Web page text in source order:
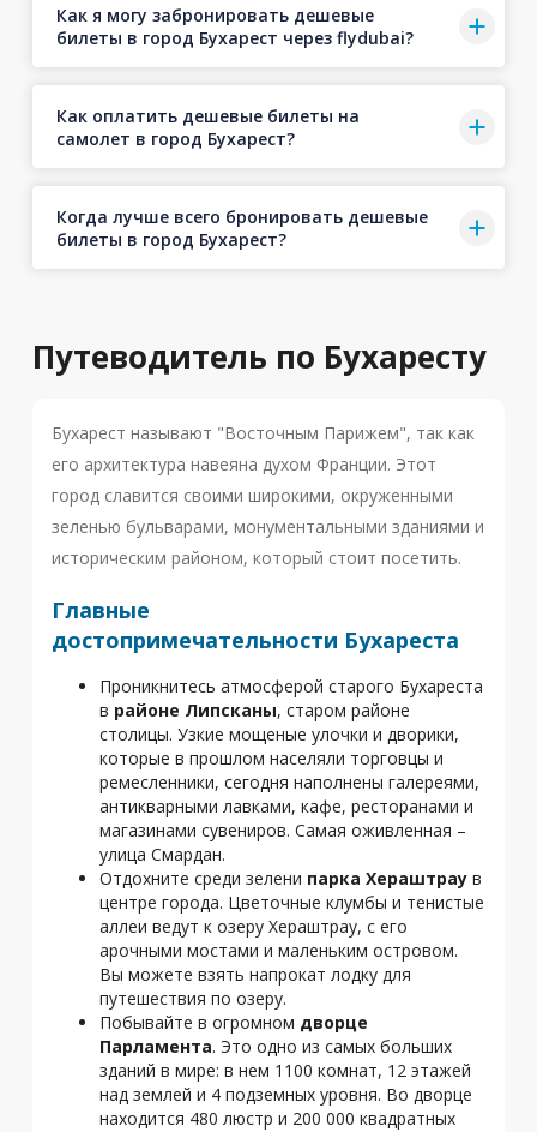
Как я могу забронировать дешевые
билеты в город Бухарест через flydubai?
Как оплатить дешевые билеты на
самолет в город Бухарест?
Когда лучше всего бронировать дешевые
билеты в город Бухарест?
Путеводитель по Бухаресту
Бухарест называют "Восточным Парижем", так как
его архитектура навеяна духом Франции. Этот
город славится своими широкими, окруженными
зеленью бульварами, монументальными зданиями и
историческим районом, который стоит посетить.
Главные
достопримечательности Бухареста
Проникнитесь атмосферой старого Бухареста
в районе Липсканы, старом районе
столицы. Узкие мощеные улочки и дворики,
которые в прошлом населяли торговцы и
ремесленники, сегодня наполнены галереями,
антикварными лавками, кафе, ресторанами и
магазинами сувениров. Самая оживленная –
улица Смардан.
Отдохните среди зелени парка Хераштраув
центре города. Цветочные клумбы и тенистые
аллеи ведут к озеру Хераштрау, с его
арочными мостами и маленьким островом.
Вы можете взять напрокат лодку для
путешествия по озеру.
Побывайте в огромном дворце
Парламента. Это одно из самых больших
зданий в мире: в нем 1100 комнат, 12 этажей
над землей и 4 подземных уровня. Во дворце
находится 480 люстр и 200 000 квадратных